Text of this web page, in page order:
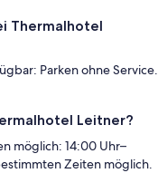
Thermalhotel
Parken ohne Service.
Leitner?
möglich: 14:00 Uhr–
Zeiten möglich.